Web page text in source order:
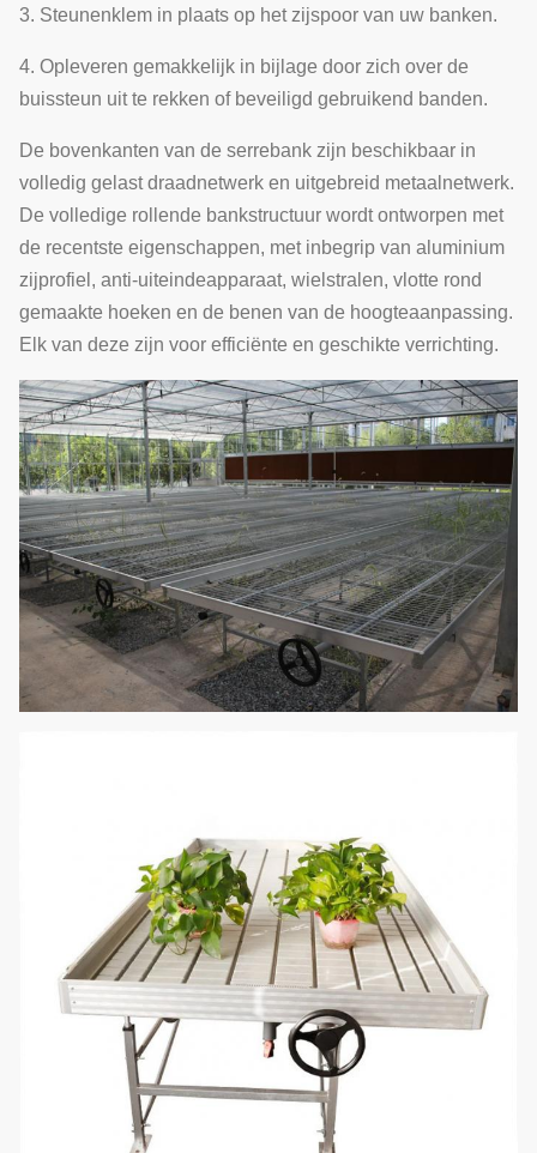
3. Steunenklem in plaats op het zijspoor van uw banken.
4. Opleveren gemakkelijk in bijlage door zich over de
buissteun uit te rekken of beveiligd gebruikend banden.
De bovenkanten van de serrebank zijn beschikbaar in
volledig gelast draadnetwerk en uitgebreid metaalnetwerk.
De volledige rollende bankstructuur wordt ontworpen met
de recentste eigenschappen, met inbegrip van aluminium
zijprofiel, anti-uiteindeapparaat, wielstralen, vlotte rond
gemaakte hoeken en de benen van de hoogteaanpassing.
Elk van deze zijn voor efficiënte en geschikte verrichting.